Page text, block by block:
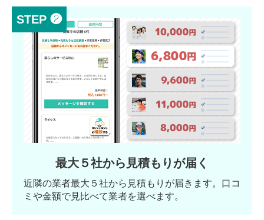
STEP ❷
最大５社から見積もりが届く
近隣の業者最大５社から見積もりが届きます。口コ
ミや金額で見比べて業者を選べます。